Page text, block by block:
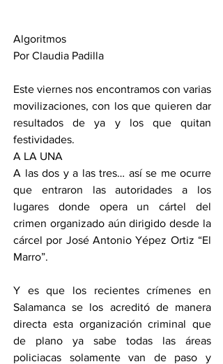
Algoritmos
Por Claudia Padilla
Este viernes nos encontramos con varias
movilizaciones, con los que quieren dar
resultados de ya y los que quitan
festividades.
A LA UNA
A las dos y a las tres… así se me ocurre
que entraron las autoridades a los
lugares donde opera un cártel del
crimen organizado aún dirigido desde la
cárcel por José Antonio Yépez Ortiz “El
Marro”.
Y es que los recientes crímenes en
Salamanca se los acreditó de manera
directa esta organización criminal que
de plano ya sabe todas las áreas
policiacas solamente van de paso y